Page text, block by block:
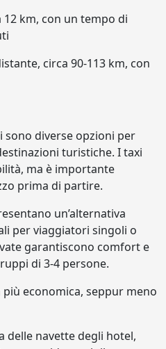
12 km, con un tempo di
circa 90-113 km, con
sono diverse opzioni per
turistiche. I taxi
ma è importante
prima di partire.
un’alternativa
per viaggiatori singoli o
garantiscono comfort e
di 3-4 persone.
più economica, seppur meno
delle navette degli hotel,